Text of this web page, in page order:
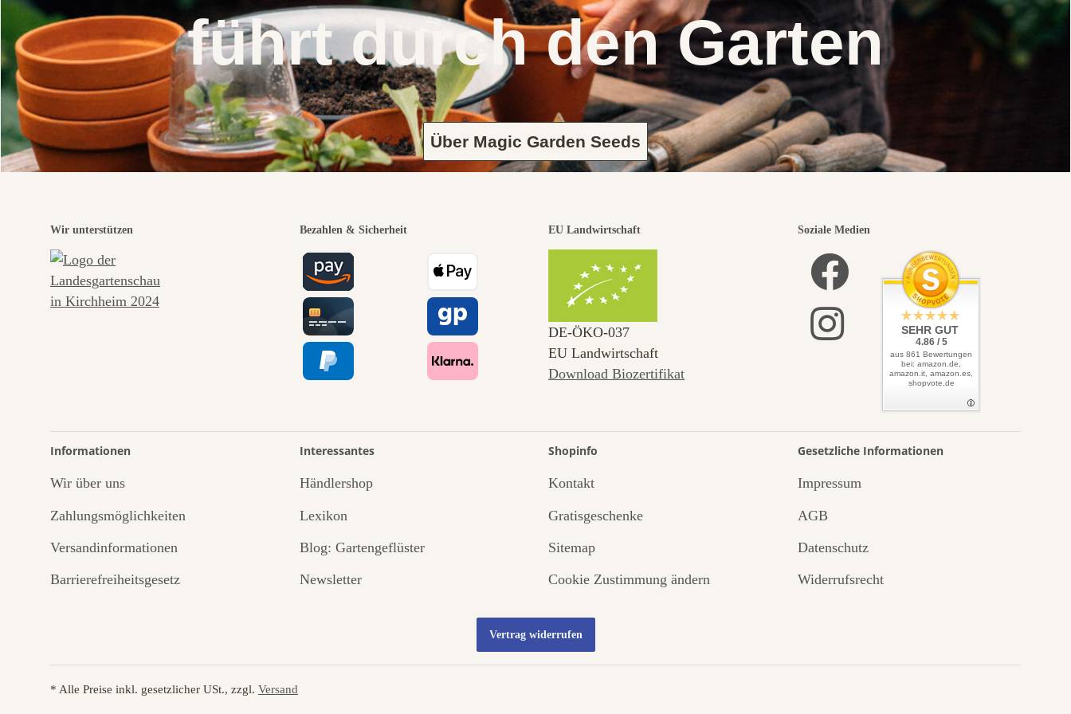
führt durch den Garten
Über Magic Garden Seeds
Wir unterstützen Bezahlen & Sicherheit EU Landwirtschaft
DE‑ÖKO‑037
EU Landwirtschaft
Download Biozertifikat
Soziale Medien
SEHR GUT
4.86 / 5
aus 861 Bewertungen
bei: amazon.de,
amazon.it, amazon.es,
shopvote.de
Informationen
Wir über uns
Zahlungsmöglichkeiten
Versandinformationen
Barrierefreiheitsgesetz
Interessantes
Händlershop
Lexikon
Blog: Gartengeflüster
Newsletter
Shopinfo
Kontakt
Gratisgeschenke
Sitemap
Cookie Zustimmung ändern
Gesetzliche Informationen
Impressum
AGB
Datenschutz
Widerrufsrecht
Vertrag widerrufen
* Alle Preise inkl. gesetzlicher USt., zzgl. Versand